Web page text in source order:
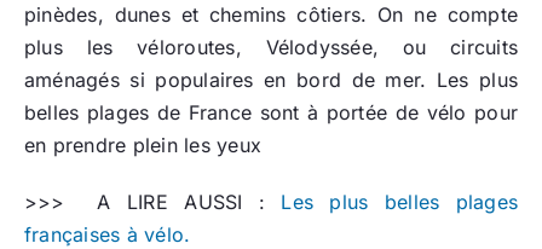
pinèdes, dunes et chemins côtiers. On ne compte
plus les véloroutes, Vélodyssée, ou circuits
aménagés si populaires en bord de mer. Les plus
belles plages de France sont à portée de vélo pour
en prendre plein les yeux
>>> A LIRE AUSSI : Les plus belles plages
françaises à vélo.